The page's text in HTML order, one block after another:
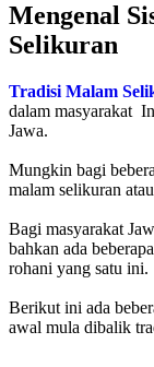
Mengenal
Selikuran
Tradisi Malam
dalam masyarakat
Jawa.
Mungkin bagi
malam selikuran
Bagi masyarakat
bahkan ada
rohani yang satu ini.
Berikut ini ada
awal mula dibalik